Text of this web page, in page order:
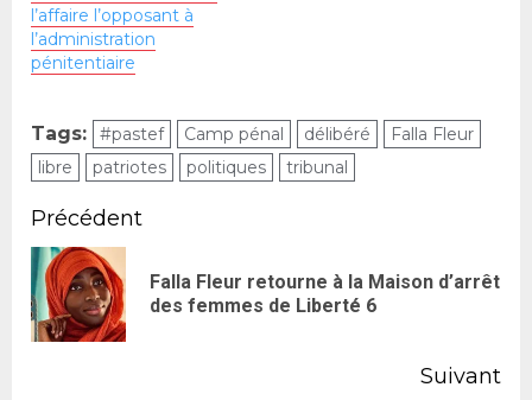
l’affaire l’opposant à
l’administration
pénitentiaire
Tags: #pastef Camp pénal délibéré
Falla Fleur
libre
patriotes politiques tribunal
Précédent
Falla Fleur retourne à la Maison d’arrêt
des femmes de Liberté 6
Suivant